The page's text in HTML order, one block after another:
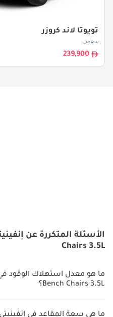
تويوتا لاند كروزر
بدءا من
239,900
Chairs 3.5L
Bench Chairs 3.5L؟
يبلغ معدل استهلاك الوقود المقترح
QX80 2026 من 7 كم/ليتر.